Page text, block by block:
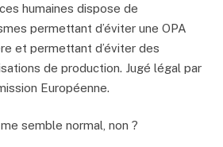
humaines dispose de
permettant d’éviter une OPA
et permettant d’éviter des
de production. Jugé légal par
Européenne.
semble normal, non ?